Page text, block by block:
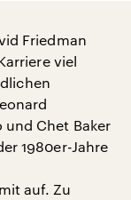
Friedman
viel
und Chet Baker
1980er-Jahre
auf. Zu